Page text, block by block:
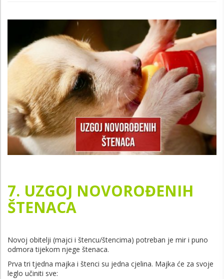
7. UZGOJ NOVOROĐENIH
ŠTENACA
Novoj obitelji (majci i štencu/štencima) potreban je mir i puno
odmora tijekom njege štenaca.
Prva tri tjedna majka i štenci su jedna cjelina. Majka će za svoje
leglo učiniti sve: